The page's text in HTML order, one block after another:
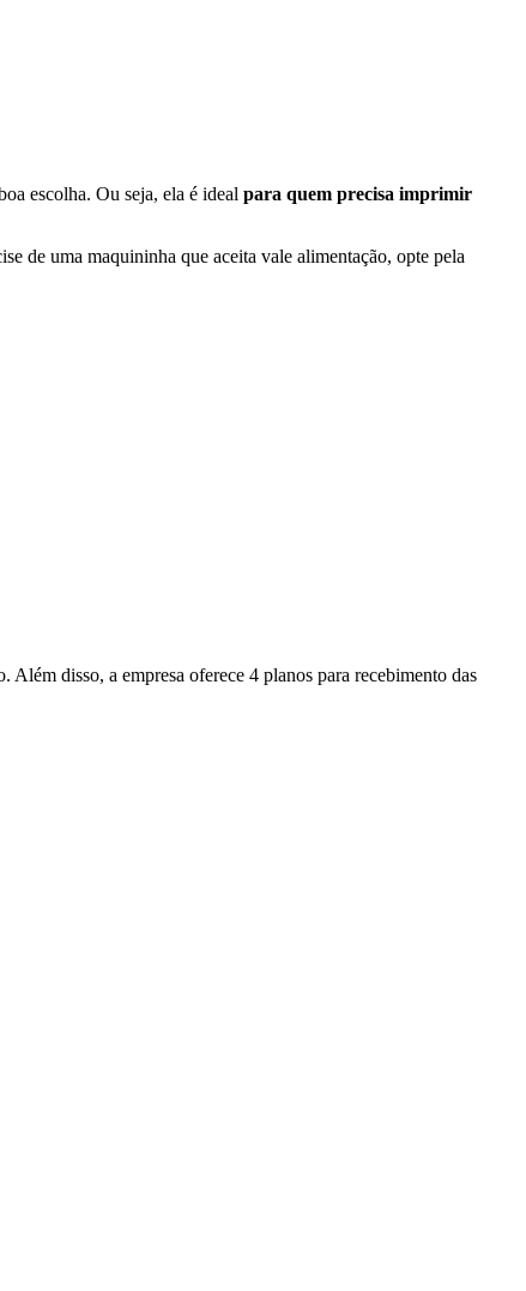
escolha. Ou seja, ela é ideal para quem precisa imprimir
de uma maquininha que aceita vale alimentação, opte pela
Além disso, a empresa oferece 4 planos para recebimento das